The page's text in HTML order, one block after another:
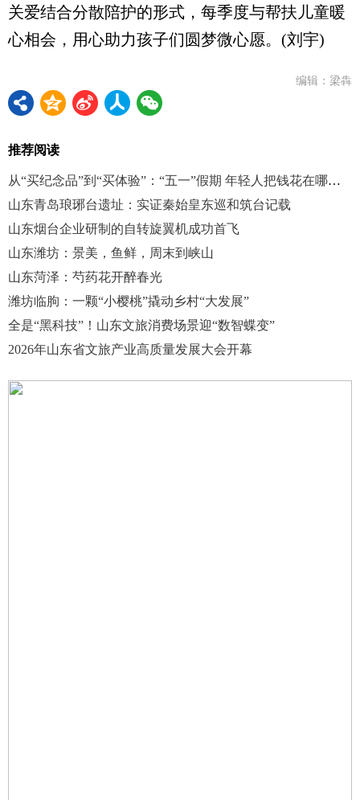
关爱结合分散陪护的形式，每季度与帮扶儿童暖
心相会，用心助力孩子们圆梦微心愿。(刘宇)
编辑：梁犇
推荐阅读
从“买纪念品”到“买体验”：“五一”假期 年轻人把钱花在哪里？
山东青岛琅琊台遗址：实证秦始皇东巡和筑台记载
山东烟台企业研制的自转旋翼机成功首飞
山东潍坊：景美，鱼鲜，周末到峡山
山东菏泽：芍药花开醉春光
潍坊临朐：一颗“小樱桃”撬动乡村“大发展”
全是“黑科技”！山东文旅消费场景迎“数智蝶变”
2026年山东省文旅产业高质量发展大会开幕